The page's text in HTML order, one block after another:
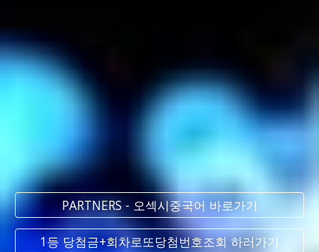
PARTNERS - 오섹시중국어 바로가기
1등 당첨금+회차로또당첨번호조회 하러가기